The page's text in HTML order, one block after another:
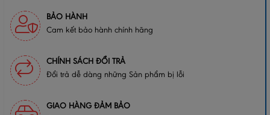
BẢO HÀNH
Cam kết bảo hành chính hãng
CHÍNH SÁCH ĐỔI TRẢ
Đổi trả dễ dàng những Sản phẩm bị lỗi
GIAO HÀNG ĐẢM BẢO